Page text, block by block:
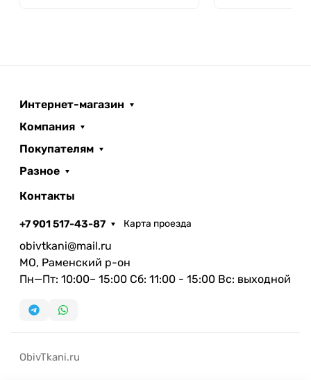
Интернет-магазин
Компания
Покупателям
Разное
Контакты
+7 901 517-43-87 Карта проезда
obivtkani@mail.ru
МО, Раменский р-он
Пн—Пт: 10:00– 15:00 Сб: 11:00 - 15:00 Вс: выходной
ObivTkani.ru